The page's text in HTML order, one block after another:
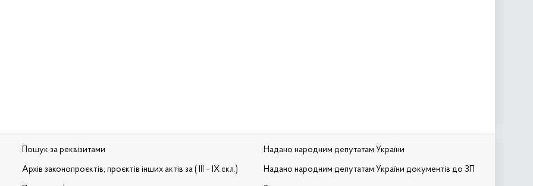
Пошук за реквізитами
Архів законопроєктів, проєктів інших актів за ( III – IX скл.)
Надано народним депутатам України
Надано народним депутатам України документів до ЗП